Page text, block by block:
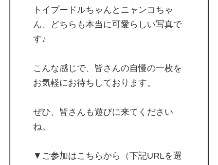
トイプードルちゃんとニャンコちゃ
ん、どちらも本当に可愛らしい写真で
す♪
こんな感じで、皆さんの自慢の一枚を
お気軽にお待ちしております。
ぜひ、皆さんも遊びに来てください
ね。
▼ご参加はこちらから（下記URLを選